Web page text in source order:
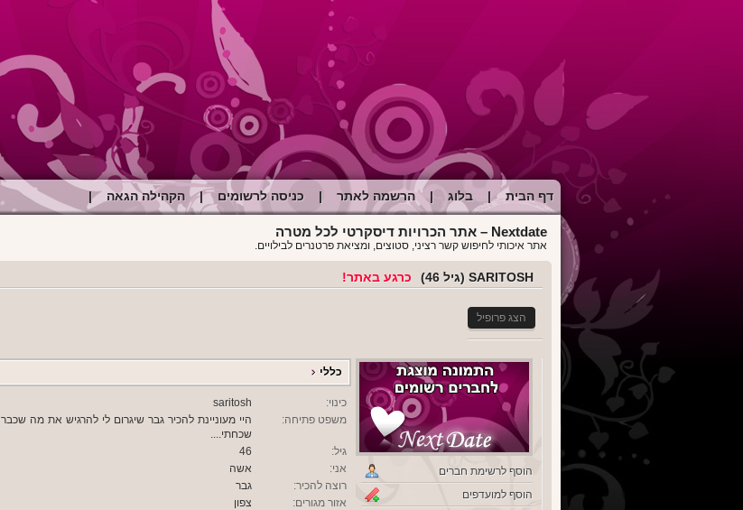
| דף הבית | בלוג | הרשמה לאתר | כניסה לרשומים | הקהילה הגאה
Nextdate – אתר הכרויות דיסקרטי לכל מטרה
אתר איכותי לחיפוש קשר רציני, סטוצים, ומציאת פרטנרים לבילויים.
SARITOSH (גיל 46) כרגע באתר!
הצג פרופיל
הוסף לרשימת חברים
הוסף למועדפים
כללי
כינוי:
saritosh
משפט פתיחה:
היי מעוניינת להכיר גבר שיגרום לי להרגיש את מה שכבר
שכחתי....
גיל:
46
אני:
אשה
רוצה להכיר:
גבר
אזור מגורים:
צפון